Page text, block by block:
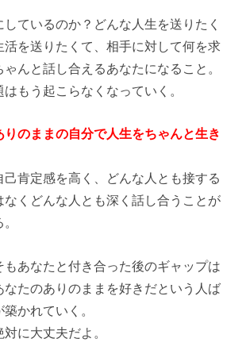
ているのか？どんな人生を送りたく
活を送りたくて、相手に対して何を求
んと話し合えるあなたになること。
もう起こらなくなっていく。
りのままの自分で人生をちゃんと生き
己肯定感を高く、どんな人とも接する
なくどんな人とも深く話し合うことが
もあなたと付き合った後のギャップは
なたのありのままを好きだという人ば
かれていく。
に大丈夫だよ。